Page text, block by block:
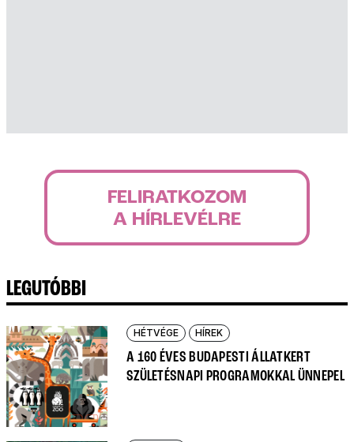
FELIRATKOZOM
A HÍRLEVÉLRE
LEGUTÓBBI
HÉTVÉGE HÍREK
A 160 ÉVES BUDAPESTI ÁLLATKERT
SZÜLETÉSNAPI PROGRAMOKKAL ÜNNEPEL